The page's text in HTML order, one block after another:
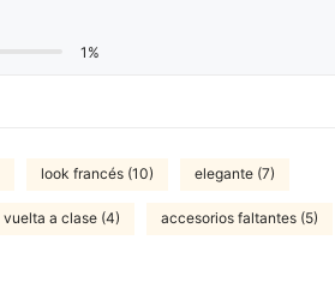
1%
look francés (10) elegante (7)
vuelta a clase (4) accesorios faltantes (5)